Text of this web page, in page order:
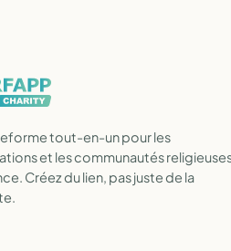
tout-en-un pour les
et les communautés
Créez du lien, pas juste de la